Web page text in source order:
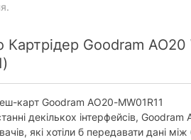
Картрідер Goodram
карт Goodram AO20-MW01R11
декількох інтерфейсів,
які хотіли б передавати дані